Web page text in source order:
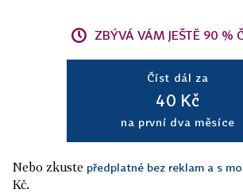
ZBÝVÁ VÁM JEŠTĚ 90 %
Číst dál za
40 Kč
na první dva měsíce
Nebo zkuste předplatné bez reklam a s
Kč.